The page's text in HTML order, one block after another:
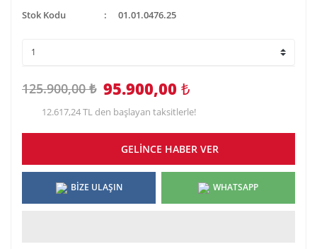
Stok Kodu 01.01.0476.25
125.900,00 ₺ 95.900,00 ₺
12.617,24 TL den başlayan taksitlerle!
GELİNCE HABER VER
BİZE ULAŞIN WHATSAPP